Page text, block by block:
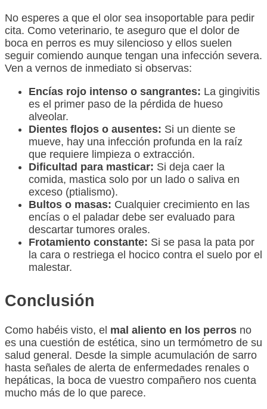
No esperes a que el olor sea insoportable para pedir
cita. Como veterinario, te aseguro que el dolor de
boca en perros es muy silencioso y ellos suelen
seguir comiendo aunque tengan una infección severa.
Ven a vernos de inmediato si observas:
Encías rojo intenso o sangrantes: La gingivitis
es el primer paso de la pérdida de hueso
alveolar.
Dientes flojos o ausentes: Si un diente se
mueve, hay una infección profunda en la raíz
que requiere limpieza o extracción.
Dificultad para masticar: Si deja caer la
comida, mastica solo por un lado o saliva en
exceso (ptialismo).
Bultos o masas: Cualquier crecimiento en las
encías o el paladar debe ser evaluado para
descartar tumores orales.
Frotamiento constante: Si se pasa la pata por
la cara o restriega el hocico contra el suelo por el
malestar.
Conclusión
Como habéis visto, el mal aliento en los perros no
es una cuestión de estética, sino un termómetro de su
salud general. Desde la simple acumulación de sarro
hasta señales de alerta de enfermedades renales o
hepáticas, la boca de vuestro compañero nos cuenta
mucho más de lo que parece.